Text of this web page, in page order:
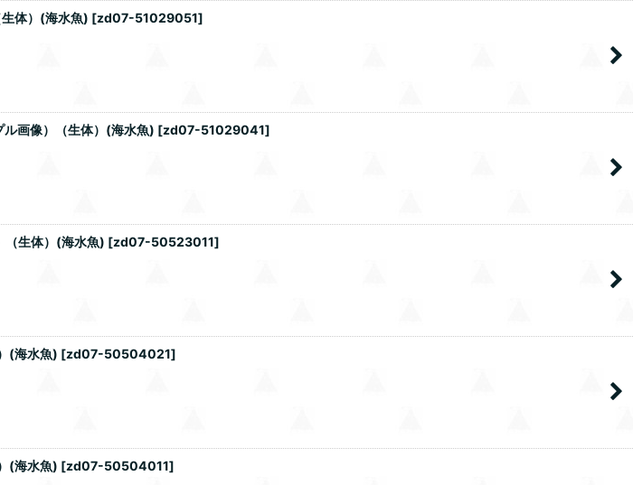
体）(海水魚) [zd07-51029051]
画像）（生体）(海水魚) [zd07-51029041]
（生体）(海水魚) [zd07-50523011]
(海水魚) [zd07-50504021]
(海水魚) [zd07-50504011]